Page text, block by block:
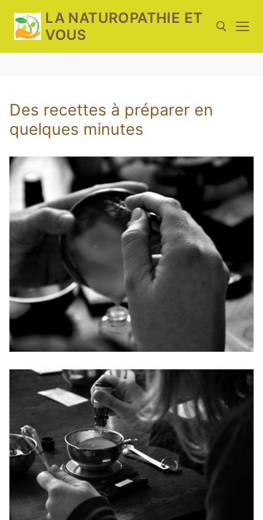
contenu
LA NATUROPATHIE ET
VOUS
Des recettes à préparer en
quelques minutes